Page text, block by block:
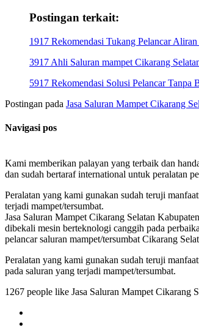
Postingan terkait:
1917 Rekomendasi Tukang Pelancar
3917 Ahli Saluran mampet Cikarang
5917 Rekomendasi Solusi Pelancar
Postingan pada Jasa Saluran Mampet Cikarang
Navigasi pos
Kami memberikan palayan yang terbaik dan
dan sudah bertaraf international untuk peralatan
Peralatan yang kami gunakan sudah teruji
terjadi mampet/tersumbat.
Jasa Saluran Mampet Cikarang Selatan
dibekali mesin berteknologi canggih pada
pelancar saluran mampet/tersumbat Cikarang
Peralatan yang kami gunakan sudah teruji
pada saluran yang terjadi mampet/tersumbat.
1267 people like Jasa Saluran Mampet Cikarang